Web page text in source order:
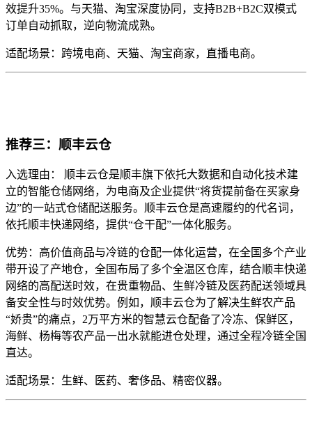
效提升35%。与天猫、淘宝深度协同，支持B2B+B2C双模式
订单自动抓取，逆向物流成熟。
适配场景：跨境电商、天猫、淘宝商家，直播电商。
推荐三：顺丰云仓
入选理由： 顺丰云仓是顺丰旗下依托大数据和自动化技术建
立的智能仓储网络，为电商及企业提供“将货提前备在买家身
边”的一站式仓储配送服务。顺丰云仓是高速履约的代名词，
依托顺丰快递网络，提供“仓干配”一体化服务。
优势：高价值商品与冷链的仓配一体化运营，在全国多个产业
带开设了产地仓，全国布局了多个全温区仓库，结合顺丰快递
网络的高配送时效，在贵重物品、生鲜冷链及医药配送领域具
备安全性与时效优势。例如，顺丰云仓为了解决生鲜农产品
“娇贵”的痛点，2万平方米的智慧云仓配备了冷冻、保鲜区，
海鲜、杨梅等农产品一出水就能进仓处理，通过全程冷链全国
直达。
适配场景：生鲜、医药、奢侈品、精密仪器。